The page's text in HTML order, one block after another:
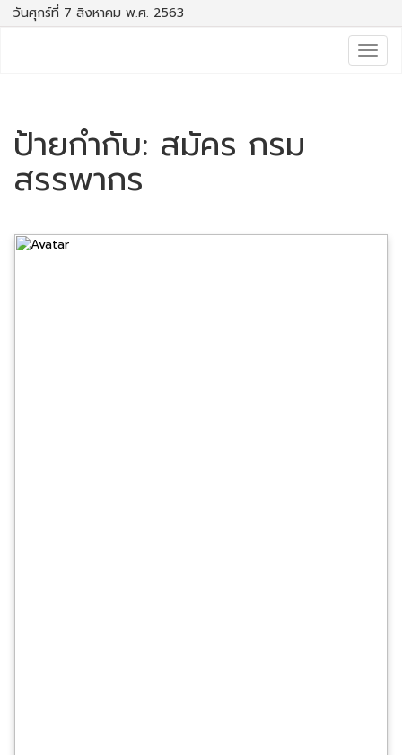
วันศุกร์ที่ 7 สิงหาคม พ.ศ. 2563
ป้ายกำกับ: สมัคร กรม
สรรพากร